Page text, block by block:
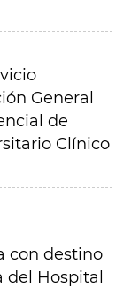
General
de
Clínico
con destino
del Hospital